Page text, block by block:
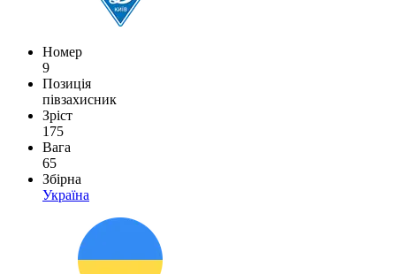
Номер
9
Позиція
півзахисник
Зріст
175
Вага
65
Збірна
Україна